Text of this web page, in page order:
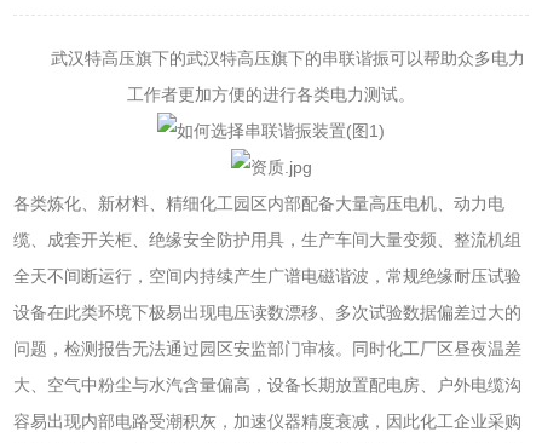
武汉特高压旗下的武汉特高压旗下的串联谐振可以帮助众多电力
工作者更加方便的进行各类电力测试。
各类炼化、新材料、精细化工园区内部配备大量高压电机、动力电
缆、成套开关柜、绝缘安全防护用具，生产车间大量变频、整流机组
全天不间断运行，空间内持续产生广谱电磁谐波，常规绝缘耐压试验
设备在此类环境下极易出现电压读数漂移、多次试验数据偏差过大的
问题，检测报告无法通过园区安监部门审核。同时化工厂区昼夜温差
大、空气中粉尘与水汽含量偏高，设备长期放置配电房、户外电缆沟
容易出现内部电路受潮积灰，加速仪器精度衰减，因此化工企业采购